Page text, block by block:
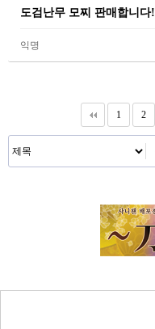
도검난무 모찌 판매합니다!
익명
1 2